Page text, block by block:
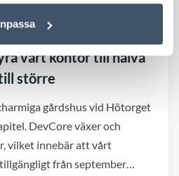
vårt kontor till halva
större
gårdshus vid Hötorget
DevCore växer och
vilket innebär att vårt
från september